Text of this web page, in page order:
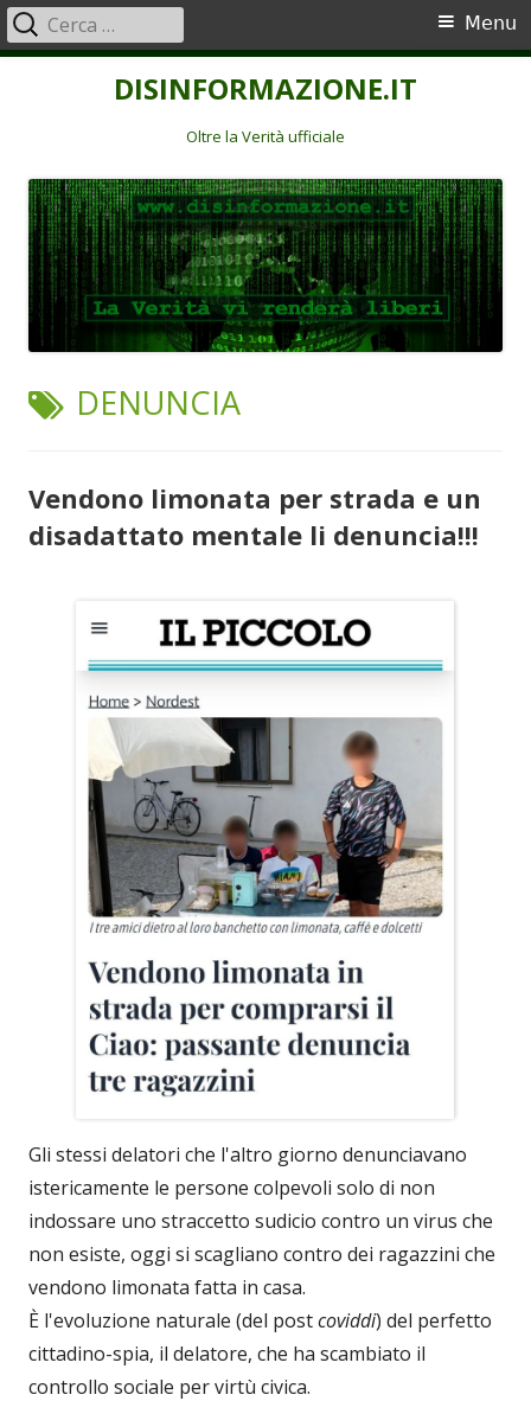
DISINFORMAZIONE.IT
Oltre la Verità ufficiale
Menu
principale
Menu
Ricerca
per:
TAG:
DENUNCIA
Vendono limonata per strada e un
disadattato mentale li denuncia!!!
Gli stessi delatori che l'altro giorno denunciavano
istericamente le persone colpevoli solo di non
indossare uno straccetto sudicio contro un virus che
non esiste, oggi si scagliano contro dei ragazzini che
vendono limonata fatta in casa.
È l'evoluzione naturale (del postcoviddi) del perfetto
cittadino-spia, il delatore, che ha scambiato il
controllo sociale per virtù civica.